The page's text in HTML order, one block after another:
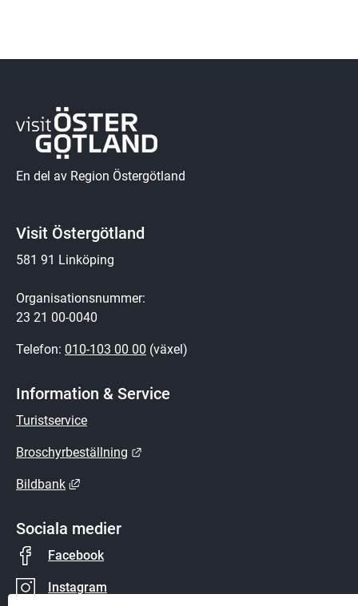
En del av Region Östergötland
Visit Östergötland
581 91 Linköping
Organisationsnummer:
23 21 00-0040
Telefon: 010-103 00 00 (växel)
Information & Service
Turistservice
Broschyrbeställning
Bildbank Länk till annan webbplats, öppnas i nytt fönster.
Sociala medier
Facebook
Instagram